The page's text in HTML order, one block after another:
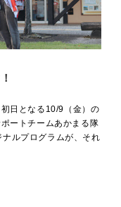
日となる10/9（金）の
ートチームあかまる隊
ルプログラムが、それ